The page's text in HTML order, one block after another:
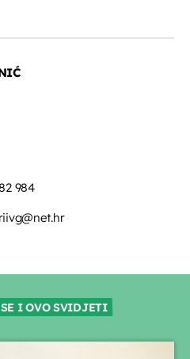
984
I OVO SVIDJETI